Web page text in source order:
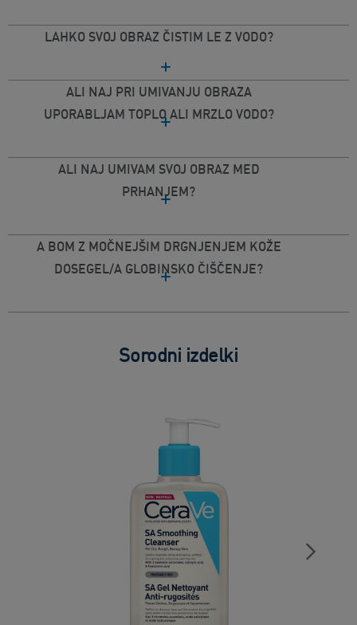
LAHKO SVOJ OBRAZ ČISTIM LE Z VODO?
ALI NAJ PRI UMIVANJU OBRAZA
UPORABLJAM TOPLO ALI MRZLO VODO?
ALI NAJ UMIVAM SVOJ OBRAZ MED
PRHANJEM?
A BOM Z MOČNEJŠIM DRGNJENJEM KOŽE
DOSEGEL/A GLOBINSKO ČIŠČENJE?
Sorodni izdelki